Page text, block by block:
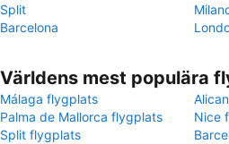
Split
Barcelona
Världens mest populära
Málaga flygplats
Palma de Mallorca flygplats
Nice
Split flygplats